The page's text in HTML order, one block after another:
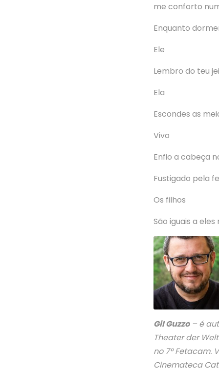
me conforto
Enquanto
Ele
Lembro do teu
Ela
Escondes as
Vivo
Enfio a cabeça
Fustigado pela
Os filhos
São iguais a eles
Gil Guzzo– é
Theater der
no 7º
Cinemateca